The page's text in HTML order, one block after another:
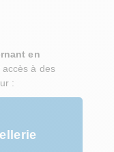
en
accès à des
: